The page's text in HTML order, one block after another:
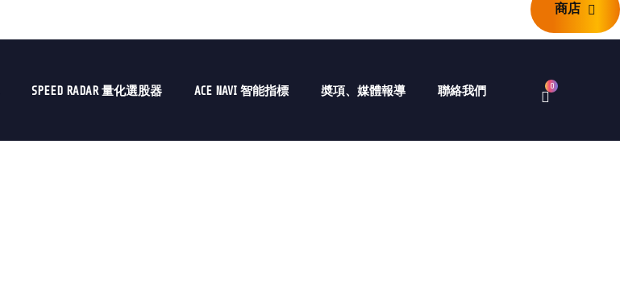
商店
SPEED RADAR 量化選股器 ACE NAVI 智能指標 奬項、媒體報導 聯絡我們 0